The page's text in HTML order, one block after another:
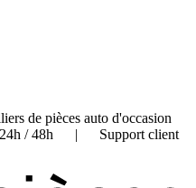
de pièces auto d'occasion
/ 48h | Support client